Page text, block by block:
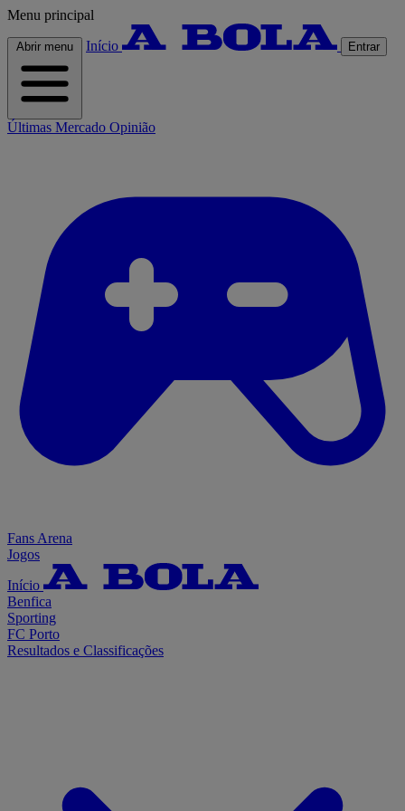
Menu principal
Abrir menu Início Entrar
Últimas Mercado Opinião
Fans Arena
Jogos
Início
Benfica
Sporting
FC Porto
Resultados e Classificações